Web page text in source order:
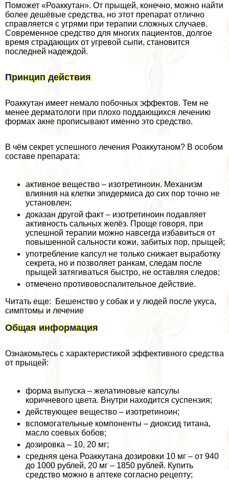
Поможет «Роаккутан». От прыщей, конечно, можно найти
более дешёвые средства, но этот препарат отлично
справляется с угрями при терапии сложных случаев.
Современное средство для многих пациентов, долгое
время страдающих от угревой сыпи, становится
последней надеждой.
Принцип действия
Роаккутан имеет немало побочных эффектов. Тем не
менее дерматологи при плохо поддающихся лечению
формах акне прописывают именно это средство.
В чём секрет успешного лечения Роаккутаном? В особом
составе препарата:
активное вещество – изотретиноин. Механизм
влияния на клетки эпидермиса до сих пор точно не
установлен;
доказан другой факт – изотретиноин подавляет
активность сальных желёз. Проще говоря, при
успешной терапии можно навсегда избавиться от
повышенной сальности кожи, забитых пор, прыщей;
употрeбление капсул не только снижает выработку
секрета, но и позволяет ранкам, следам после
прыщей затягиваться быстро, не оставляя следов;
отмечено противовоспалительное действие.
Читать еще: Бешенство у собак и у людей после укуса,
симптомы и лечение
Общая информация
Ознакомьтесь с хаpaктеристикой эффективного средства
от прыщей:
форма выпуска – желатиновые капсулы
коричневого цвета. Внутри находится суспензия;
действующее вещество – изотретиноин;
вспомогательные компоненты – диоксид титана,
масло соевых бобов;
дозировка – 10, 20 мг;
средняя цена Роаккутана дозировки 10 мг – от 940
до 1000 рублей, 20 мг – 1850 рублей. Купить
средство можно в аптеке согласно рецепту;